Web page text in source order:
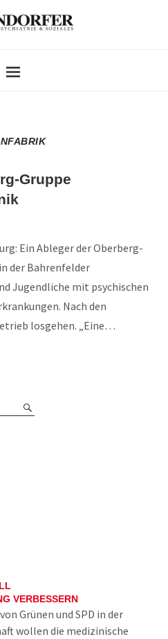
Gruppe
Ein Ableger der Oberberg-
der Bahrenfelder
Jugendliche mit psychischen
Nach den
losgehen. „Eine…
VERBESSERN
Grünen und SPD in der
wollen die medizinische